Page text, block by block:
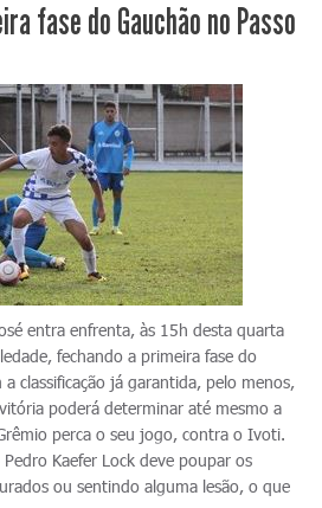
fase do Gauchão no Passo
entra enfrenta, às 15h desta quarta
fechando a primeira fase do
a classificação já garantida, pelo menos,
poderá determinar até mesmo a
perca o seu jogo, contra o Ivoti.
Kaefer Lock deve poupar os
ou sentindo alguma lesão, o que